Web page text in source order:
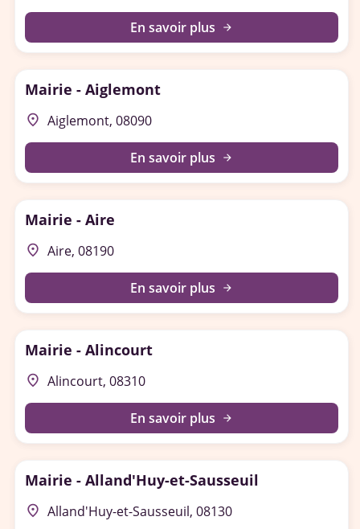
En savoir plus arrow_forward
Mairie - Aiglemont
place Aiglemont, 08090
En savoir plus arrow_forward
Mairie - Aire
place Aire, 08190
En savoir plus arrow_forward
Mairie - Alincourt
place Alincourt, 08310
En savoir plus arrow_forward
Mairie - Alland'Huy-et-Sausseuil
place Alland'Huy-et-Sausseuil, 08130